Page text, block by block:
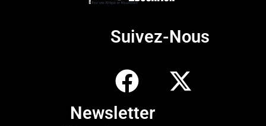
Suivez-Nous
Newsletter